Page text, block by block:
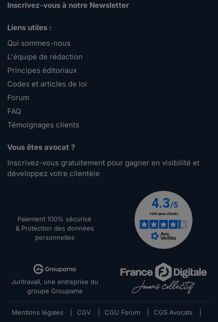
Inscrivez-vous à notre Newsletter
Liens utiles :
Qui sommes-nous
L'équipe de rédaction
Principes éditoriaux
Codes et articles de loi
Forum
FAQ
Témoignages clients
Vous êtes avocat ?
Inscrivez-vous gratuitement pour gagner en visibilité et
développez votre clientèle
Paiement 100% sécurisé
& Protection des données
personnelles
Juritravail, une entreprise du
groupe Groupama
Mentions légales CGV CGU Forum CGS Avocats